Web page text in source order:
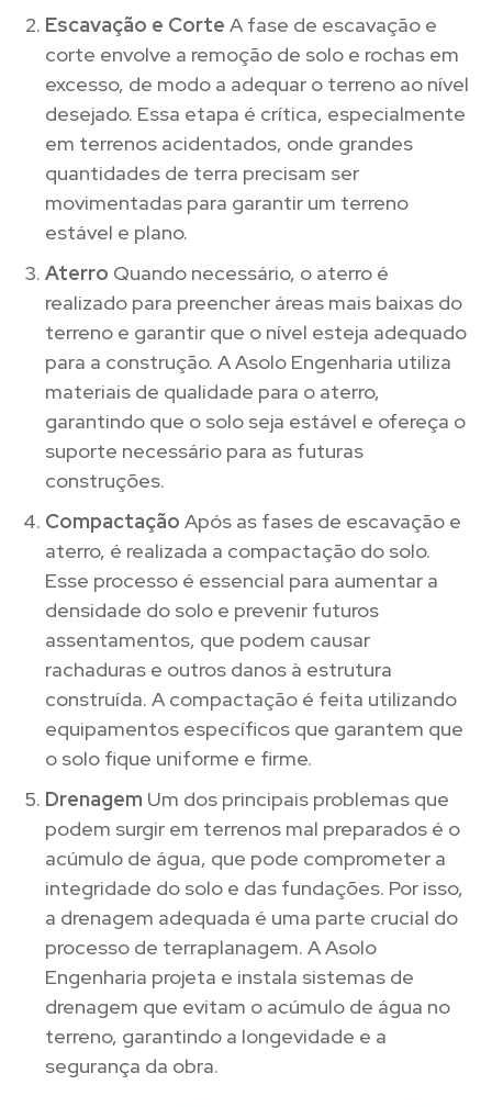
Escavação e Corte A fase de escavação e
corte envolve a remoção de solo e rochas em
excesso, de modo a adequar o terreno ao nível
desejado. Essa etapa é crítica, especialmente
em terrenos acidentados, onde grandes
quantidades de terra precisam ser
movimentadas para garantir um terreno
estável e plano.
Aterro Quando necessário, o aterro é
realizado para preencher áreas mais baixas do
terreno e garantir que o nível esteja adequado
para a construção. A Asolo Engenharia utiliza
materiais de qualidade para o aterro,
garantindo que o solo seja estável e ofereça o
suporte necessário para as futuras
construções.
Compactação Após as fases de escavação e
aterro, é realizada a compactação do solo.
Esse processo é essencial para aumentar a
densidade do solo e prevenir futuros
assentamentos, que podem causar
rachaduras e outros danos à estrutura
construída. A compactação é feita utilizando
equipamentos específicos que garantem que
o solo fique uniforme e firme.
Drenagem Um dos principais problemas que
podem surgir em terrenos mal preparados é o
acúmulo de água, que pode comprometer a
integridade do solo e das fundações. Por isso,
a drenagem adequada é uma parte crucial do
processo de terraplanagem. A Asolo
Engenharia projeta e instala sistemas de
drenagem que evitam o acúmulo de água no
terreno, garantindo a longevidade e a
segurança da obra.